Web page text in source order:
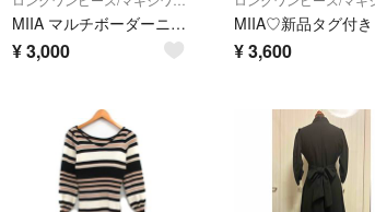
MIIA マルチボーダーニットワンピース
¥3,000 ¥3,600